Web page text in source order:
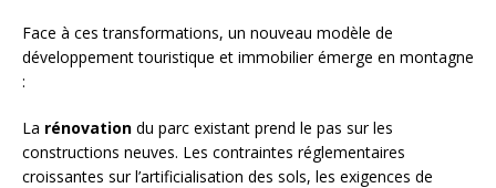
Face à ces transformations, un nouveau modèle de
développement touristique et immobilier émerge en montagne
:
La rénovation du parc existant prend le pas sur les
constructions neuves. Les contraintes réglementaires
croissantes sur l’artificialisation des sols, les exigences de